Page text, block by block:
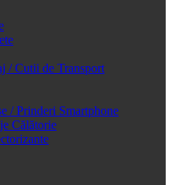
/ Cutii de Transport
/ Prinderi Smartphone
Călătorie